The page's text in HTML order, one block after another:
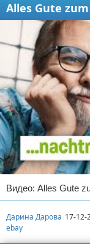
Alles Gute
Видео: Alles Gute
Дарина Дарова 17-12-
ebay